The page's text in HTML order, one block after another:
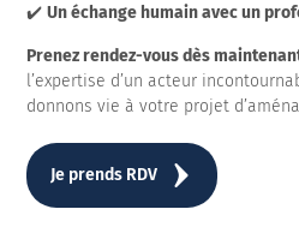
✔️Un échange humain avec un
Prenez rendez-vous dès
l’expertise d’un acteur
donnons vie à votre projet
Je prends RDV